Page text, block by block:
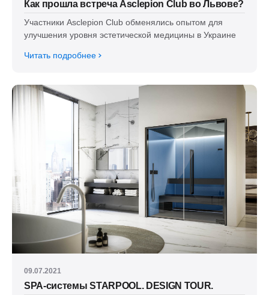
Как прошла встреча Asclepion Club во Львове?
Участники Asclepion Club обменялись опытом для
улучшения уровня эстетической медицины в Украине
Читать подробнее
09.07.2021
SPA-системы STARPOOL. DESIGN TOUR.